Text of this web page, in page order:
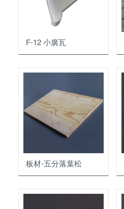
底塗劑
填縫劑
模基
烤漆水泥瓦
掛瓦條
裝修材料
油漆塗料
地坪塗料
內壁塗料
其它水泥製品
水溝蓋
防爆油槽
F-12 小廣瓦
板材-五分落葉松